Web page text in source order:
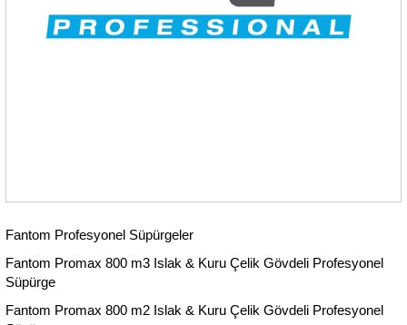
Fantom Profesyonel Süpürgeler
Fantom Promax 800 m3 Islak & Kuru Çelik Gövdeli Profesyonel
Süpürge
Fantom Promax 800 m2 Islak & Kuru Çelik Gövdeli Profesyonel